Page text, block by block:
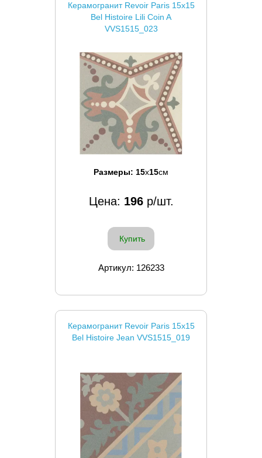
Керамогранит Revoir Paris 15x15
Bel Histoire Lili Coin A
VVS1515_023
Размеры: 15x15см
Цена: 196р/шт.
Купить
Артикул: 126233
Керамогранит Revoir Paris 15x15
Bel Histoire Jean VVS1515_019